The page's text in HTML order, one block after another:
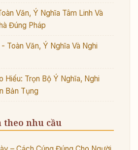
Văn, Ý Nghĩa Tâm Linh Và
Đúng Pháp
Toàn Văn, Ý Nghĩa Và Nghi
Hiếu: Trọn Bộ Ý Nghĩa, Nghi
Bản Tụng
theo nhu cầu